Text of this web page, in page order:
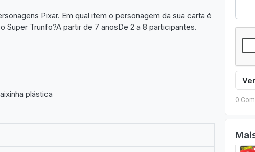
Pixar. Em qual item o personagem da sua carta é
Super Trunfo?A partir de 7 anosDe 2 a 8 participantes.
plástica
0